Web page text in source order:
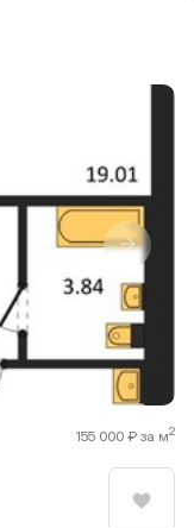
155 000 ₽ за м2